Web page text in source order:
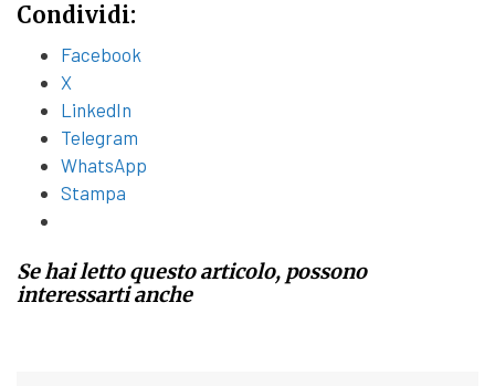
Condividi:
Facebook
X
LinkedIn
Telegram
WhatsApp
Stampa
Se hai letto questo articolo, possono
interessarti anche